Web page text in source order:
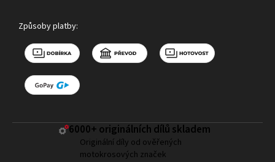
Způsoby platby:
6000+ ​originálních dílů skladem
Originální díly od ověřených
motokrosových značek